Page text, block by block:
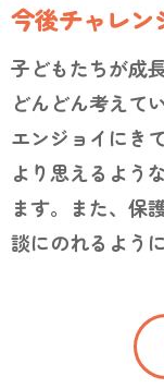
今後チャレン
子どもたちが成
どんどん考えて
エンジョイにき
より思えるよう
ます。また、保
談にのれるよう